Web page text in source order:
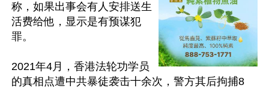
称，如果出事会有人安排送生
活费给他，显示是有预谋犯
罪。
2021年4月，香港法轮功学员
的真相点遭中共暴徒袭击十余次，警方其后拘捕8